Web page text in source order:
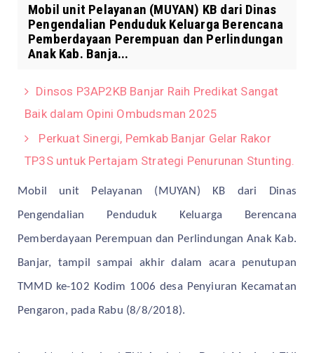
Mobil unit Pelayanan (MUYAN) KB dari Dinas
Pengendalian Penduduk Keluarga Berencana
Pemberdayaan Perempuan dan Perlindungan
Anak Kab. Banja...
Dinsos P3AP2KB Banjar Raih Predikat Sangat
Baik dalam Opini Ombudsman 2025
Perkuat Sinergi, Pemkab Banjar Gelar Rakor
TP3S untuk Pertajam Strategi Penurunan Stunting.
Mobil unit Pelayanan (MUYAN) KB dari Dinas
Pengendalian Penduduk Keluarga Berencana
Pemberdayaan Perempuan dan Perlindungan Anak Kab.
Banjar, tampil sampai akhir dalam acara penutupan
TMMD ke-102 Kodim 1006 desa Penyiuran Kecamatan
Pengaron, pada Rabu (8/8/2018).